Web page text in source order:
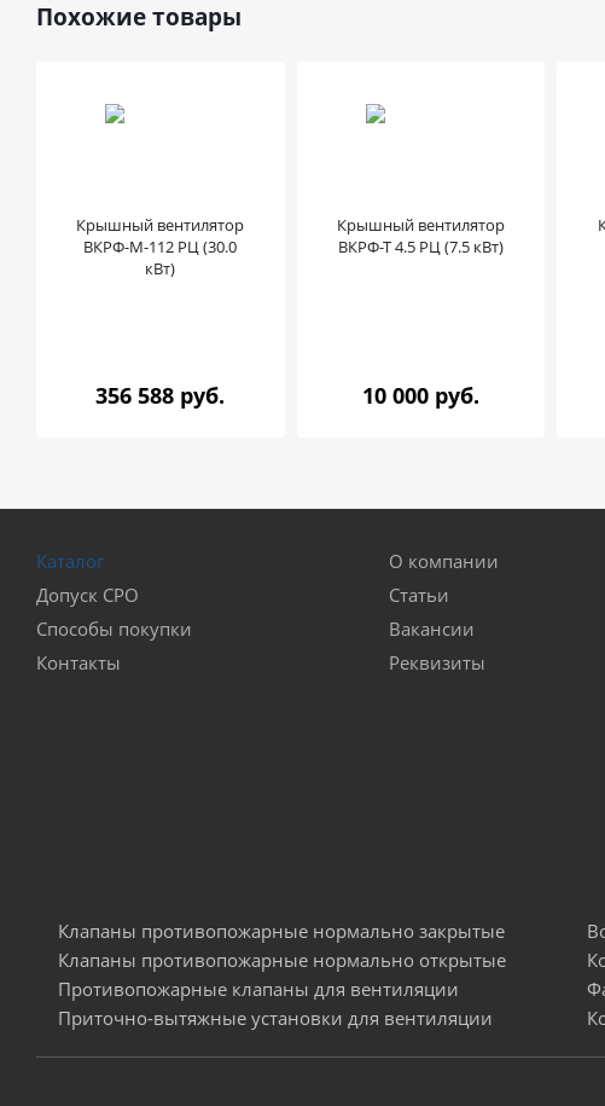
Похожие товары
Крышный вентилятор
ВКРФ-М-112 РЦ (30.0
кВт)
356 588 руб.
Крышный вентилятор
ВКРФ-Т 4.5 РЦ (7.5 кВт)
10 000 руб.
Каталог
Допуск СРО
Способы покупки
Контакты
О компании
Статьи
Вакансии
Реквизиты
Клапаны противопожарные нормально закрытые
Клапаны противопожарные нормально открытые
Противопожарные клапаны для вентиляции
Приточно-вытяжные установки для вентиляции